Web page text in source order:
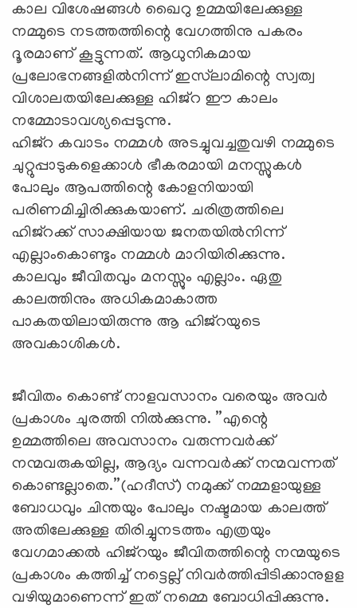
കാല വിശേഷങ്ങള്‍ ഖൈറു ഉമ്മയിലേക്കുള്ള
നമ്മുടെ നടത്തത്തിന്റെ വേഗത്തിനു പകരം
ദൂരമാണ് കൂട്ടുന്നത്. ആധുനികമായ
പ്രലോഭനങ്ങളില്‍നിന്ന് ഇസ്‌ലാമിന്റെ സ്വത്വ
വിശാലതയിലേക്കുള്ള ഹിജ്‌റ ഈ കാലം
നമ്മോടാവശ്യപ്പെടുന്നു.
ഹിജ്‌റ കവാടം നമ്മള്‍ അടച്ചുവച്ചതുവഴി നമ്മുടെ
ചുറ്റുപ്പാടുകളെക്കാള്‍ ഭീകരമായി മനസ്സുകള്‍
പോലും ആപത്തിന്റെ കോളനിയായി
പരിണമിച്ചിരിക്കുകയാണ്. ചരിത്രത്തിലെ
ഹിജ്‌റക്ക് സാക്ഷിയായ ജനതയില്‍നിന്ന്
എല്ലാംകൊണ്ടും നമ്മള്‍ മാറിയിരിക്കുന്നു.
കാലവും ജീവിതവും മനസ്സും എല്ലാം. ഏതു
കാലത്തിനും അധികമാകാത്ത
പാകതയിലായിരുന്നു ആ ഹിജ്‌റയുടെ
അവകാശികള്‍.
ജീവിതം കൊണ്ട് നാളവസാനം വരെയും അവര്‍
പ്രകാശം ചുരത്തി നില്‍ക്കുന്നു. ”എന്റെ
ഉമ്മത്തിലെ അവസാനം വരുന്നവര്‍ക്ക്
നന്മവരുകയില്ല, ആദ്യം വന്നവര്‍ക്ക് നന്മവന്നത്
കൊണ്ടല്ലാതെ.”(ഹദീസ്) നമുക്ക് നമ്മളായുള്ള
ബോധവും ചിന്തയും പോലും നഷ്ടമായ കാലത്ത്
അതിലേക്കുള്ള തിരിച്ചുനടത്തം എത്രയും
വേഗമാക്കല്‍ ഹിജ്‌റയും ജീവിതത്തിന്റെ നന്മയുടെ
പ്രകാശം കത്തിച്ച് നട്ടെല്ല് നിവര്‍ത്തിപ്പിടിക്കാനുളള
വഴിയുമാണെന്ന് ഇത് നമ്മെ ബോധിപ്പിക്കുന്നു.